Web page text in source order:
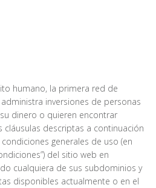
humano, la primera red de
inversiones de personas
dinero o quieren encontrar
cláusulas descriptas a continuación
generales de uso (en
del sitio web en
cualquiera de sus subdominios y
disponibles actualmente o en el